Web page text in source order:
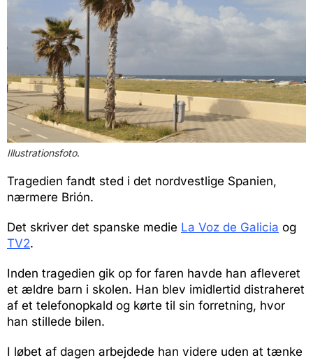
Illustrationsfoto.
Tragedien fandt sted i det nordvestlige Spanien,
nærmere Brión.
Det skriver det spanske medie La Voz de Galicia og
TV2.
Inden tragedien gik op for faren havde han afleveret
et ældre barn i skolen. Han blev imidlertid distraheret
af et telefonopkald og kørte til sin forretning, hvor
han stillede bilen.
I løbet af dagen arbejdede han videre uden at tænke